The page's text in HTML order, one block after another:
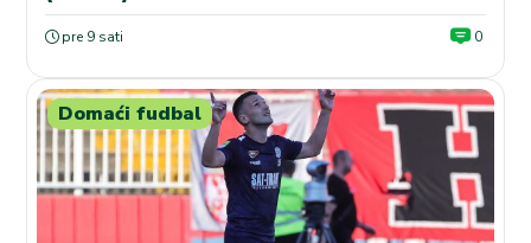
pre 9 sati 0
Domaći fudbal